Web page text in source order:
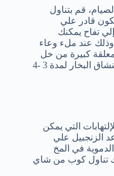
قم بتناول
قادر علي
تفاح يمكنك
عند ملء وعاء
الساخن و تبخيره ثم إضافة 3 – 4 معلقة كبيرة من خل
التفاح ثم وضع منشفة فوق رأسك وإستنشاق البخار لمدة 3 -4
التي يمكن
الزنجبيل علي
في المخ
تناول كوب من شاي